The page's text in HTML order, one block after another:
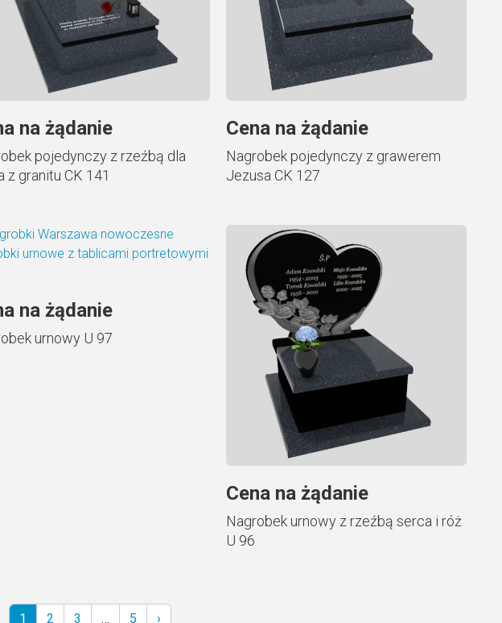
na żądanie
pojedynczy z rzeźbą dla
z granitu CK 141
Cena na żądanie
Nagrobek pojedynczy z grawerem
Jezusa CK 127
na żądanie
urnowy U 97
Cena na żądanie
Nagrobek urnowy z rzeźbą serca i róż
U 96
1 2 3 … 5 ›